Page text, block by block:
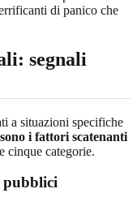
di panico che
segnali
a situazioni specifiche
i fattori scatenanti
cinque categorie.
pubblici